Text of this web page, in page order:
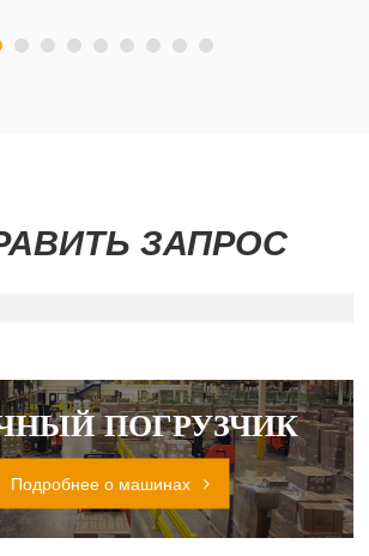
ЗАПРОС
ПОГРУЗЧИК
Подробнее о машинах